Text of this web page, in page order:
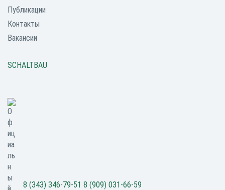
Публикации
Контакты
Вакансии
SCHALTBAU
8 (343) 346-79-51 8 (909) 031-66-59